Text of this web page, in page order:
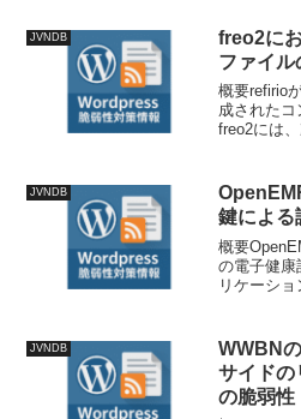
JVNDB
freo2に
ファイル
概要refirio
成されたコ
freo2には
性情報は、
JVNDB
鍵による
概要
の電子健康
リケーショ
の脆弱性が
性によ...
JVNDB
WWBN
サイドの
の脆弱性